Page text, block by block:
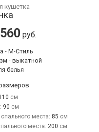
кушетка
руб.
- М-Стиль
- выкатной
белья
90
места: 85
места: 200